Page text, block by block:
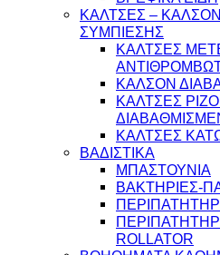
ΚΑΛΤΣΕΣ –
ΣΥΜΠΙΕΣΗΣ
ΚΑΛΤΣΕΣ
ΚΑΛΣΟΝ
ΚΑΛΤΣΕΣ
ΚΑΛΤΣΕΣ
ΒΑΔΙΣΤΙΚΑ
ΜΠΑΣΤΟΥΝΙΑ
ΒΑΚΤΗΡΙΕΣ-
ROLLATOR